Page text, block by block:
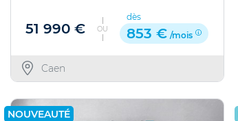
51 990 € OU
dès
853 € /mois
Caen
NOUVEAUTÉ